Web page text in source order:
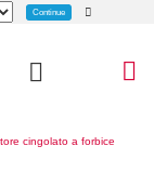
Continue